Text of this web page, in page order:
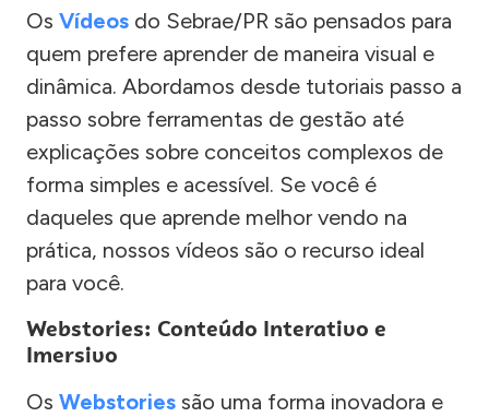
Os Vídeos do Sebrae/PR são pensados para
quem prefere aprender de maneira visual e
dinâmica. Abordamos desde tutoriais passo a
passo sobre ferramentas de gestão até
explicações sobre conceitos complexos de
forma simples e acessível. Se você é
daqueles que aprende melhor vendo na
prática, nossos vídeos são o recurso ideal
para você.
Webstories: Conteúdo Interativo e
Imersivo
Os Webstories são uma forma inovadora e